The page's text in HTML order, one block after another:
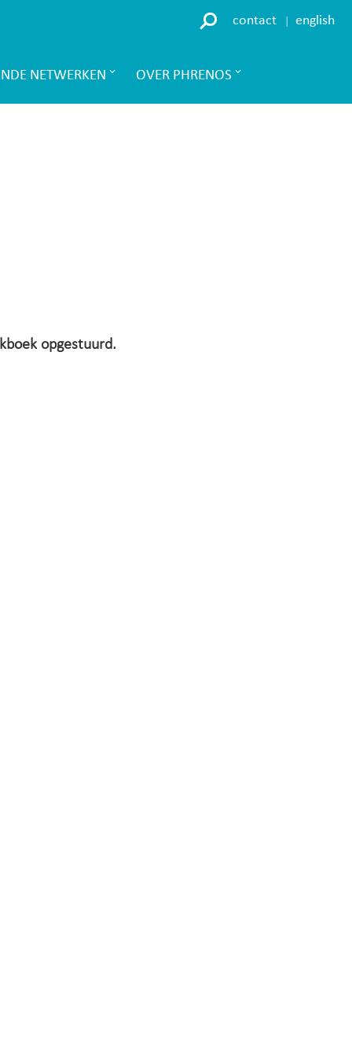
contact english
NETWERKEN OVER PHRENOS
opgestuurd.